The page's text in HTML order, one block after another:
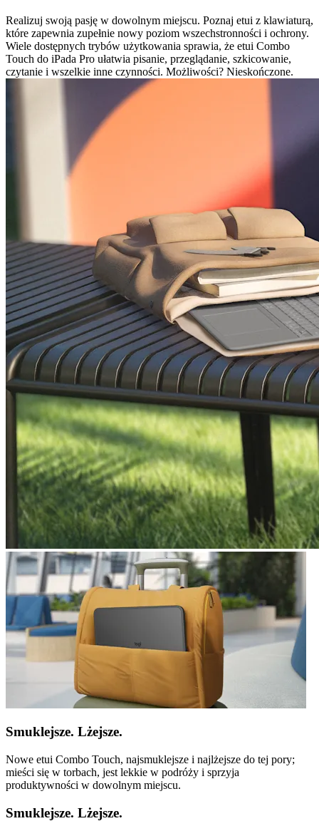
Realizuj swoją pasję w dowolnym miejscu. Poznaj etui z klawiaturą,
które zapewnia zupełnie nowy poziom wszechstronności i ochrony.
Wiele dostępnych trybów użytkowania sprawia, że etui Combo
Touch do iPada Pro ułatwia pisanie, przeglądanie, szkicowanie,
czytanie i wszelkie inne czynności. Możliwości? Nieskończone.
Smuklejsze. Lżejsze.
Nowe etui Combo Touch, najsmuklejsze i najlżejsze do tej pory;
mieści się w torbach, jest lekkie w podróży i sprzyja
produktywności w dowolnym miejscu.
Smuklejsze. Lżejsze.